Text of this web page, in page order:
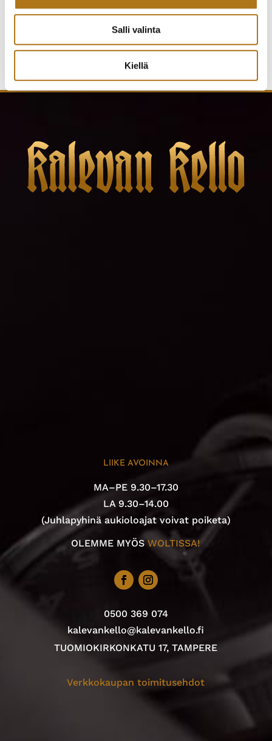
Salli valinta
Kiellä
LIIKE AVOINNA
MA–PE 9.30–17.30
LA 9.30–14.00
(Juhlapyhinä aukioloajat voivat poiketa)
OLEMME MYÖSWOLTISSA!
0500 369 074
kalevankello@kalevankello.fi
TUOMIOKIRKONKATU 17, TAMPERE
Verkkokaupan toimitusehdot